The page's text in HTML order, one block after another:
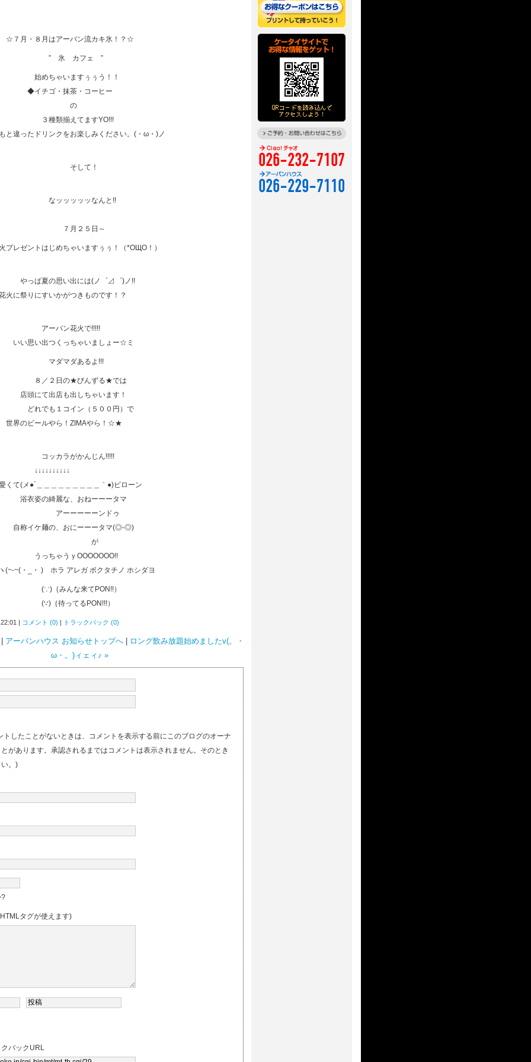
ーバン流カキ氷！？☆
フェ ”
すぅぅう！！
茶・コーヒー
てますYO!!!
ンクをお楽しみください。(・ω・)ノ
て！
ッなんと!!
５日～
めちゃいますぅぅ！（*OЩO！）
出には(ノ゜⊿゜)ノ!!
かがつきものです！？
花火で!!!!!
っちゃいましょー☆ミ
あるよ!!!
★びんずる★では
出しちゃいます！
イン（５００円）で
ら！ZIMAやら！☆★
かんじん!!!!!
＿＿＿＿＿＿＿｀●)ビローン
、おねーーータマ
ーーンドゥ
おにーーータマ(◎-◎)
OOOOOOO!!
ラ アレガ ボクタチノ ホシダヨ
来てPON!!）
るPON!!!）
| コメント (0) | トラックバック (0)
アーバンハウス お知らせトップへ|
ロング飲み放題始めましたv(。・
ω・。)ィェィ♪ »
トしたことがないときは、コメントを表示する前にこのブログのオーナ
があります。承認されるまではコメントは表示されません。そのとき
。)
?
タグが使えます)
バックURL